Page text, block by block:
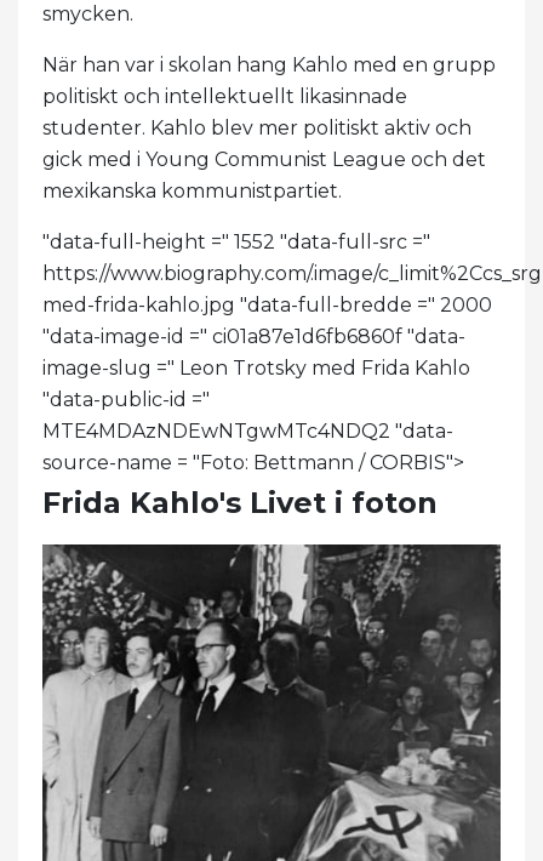
smycken.
När han var i skolan hang Kahlo med en grupp
politiskt och intellektuellt likasinnade
studenter. Kahlo blev mer politiskt aktiv och
gick med i Young Communist League och det
mexikanska kommunistpartiet.
"data-full-height =" 1552 "data-full-src ="
https://www.biography.com/.image/
med-frida-kahlo.jpg "data-full-bredde =" 2000
"data-image-id =" ci01a87e1d6fb6860f "data-
image-slug =" Leon Trotsky med Frida Kahlo
"data-public-id ="
MTE4MDAzNDEwNTgwMTc4NDQ2 "data-
source-name = "Foto: Bettmann / CORBIS">
Frida Kahlo's Livet i foton